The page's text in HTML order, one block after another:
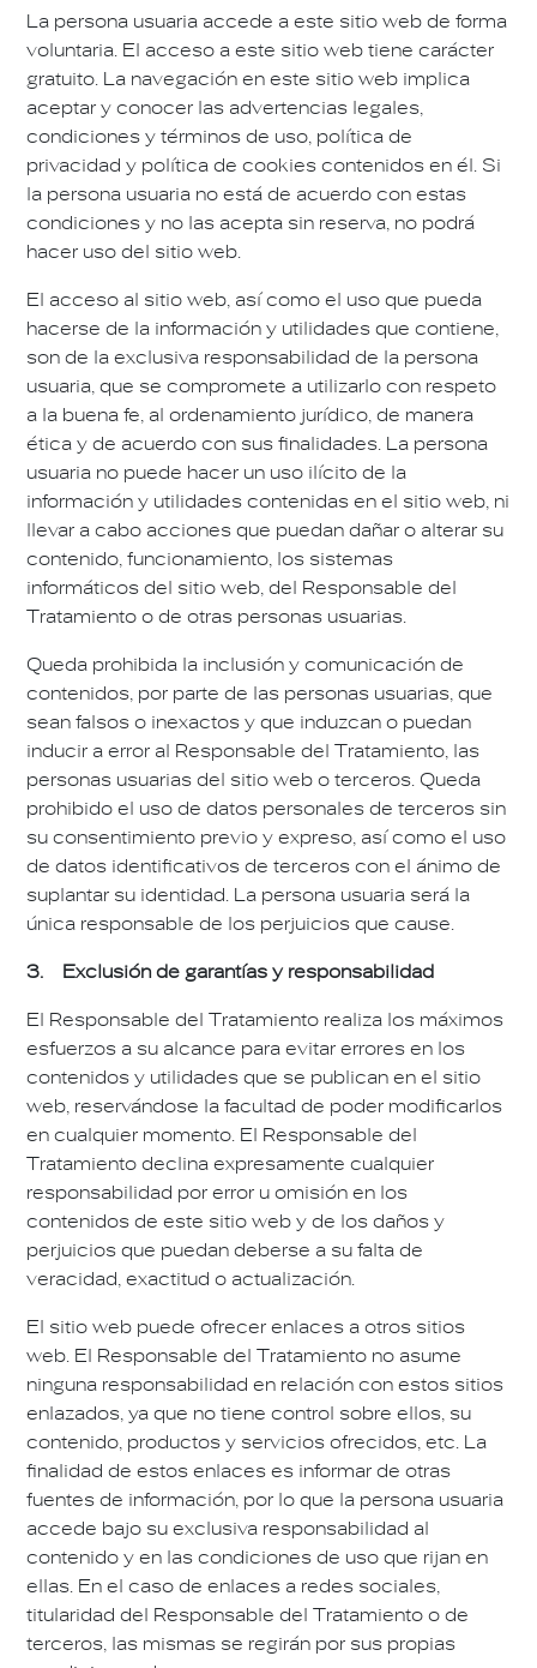
La persona usuaria accede a este sitio web de forma
voluntaria. El acceso a este sitio web tiene carácter
gratuito. La navegación en este sitio web implica
aceptar y conocer las advertencias legales,
condiciones y términos de uso, política de
privacidad y política de cookies contenidos en él. Si
la persona usuaria no está de acuerdo con estas
condiciones y no las acepta sin reserva, no podrá
hacer uso del sitio web.
El acceso al sitio web, así como el uso que pueda
hacerse de la información y utilidades que contiene,
son de la exclusiva responsabilidad de la persona
usuaria, que se compromete a utilizarlo con respeto
a la buena fe, al ordenamiento jurídico, de manera
ética y de acuerdo con sus finalidades. La persona
usuaria no puede hacer un uso ilícito de la
información y utilidades contenidas en el sitio web, ni
llevar a cabo acciones que puedan dañar o alterar su
contenido, funcionamiento, los sistemas
informáticos del sitio web, del Responsable del
Tratamiento o de otras personas usuarias.
Queda prohibida la inclusión y comunicación de
contenidos, por parte de las personas usuarias, que
sean falsos o inexactos y que induzcan o puedan
inducir a error al Responsable del Tratamiento, las
personas usuarias del sitio web o terceros. Queda
prohibido el uso de datos personales de terceros sin
su consentimiento previo y expreso, así como el uso
de datos identificativos de terceros con el ánimo de
suplantar su identidad. La persona usuaria será la
única responsable de los perjuicios que cause.
3. Exclusión de garantías y responsabilidad
El Responsable del Tratamiento realiza los máximos
esfuerzos a su alcance para evitar errores en los
contenidos y utilidades que se publican en el sitio
web, reservándose la facultad de poder modificarlos
en cualquier momento. El Responsable del
Tratamiento declina expresamente cualquier
responsabilidad por error u omisión en los
contenidos de este sitio web y de los daños y
perjuicios que puedan deberse a su falta de
veracidad, exactitud o actualización.
El sitio web puede ofrecer enlaces a otros sitios
web. El Responsable del Tratamiento no asume
ninguna responsabilidad en relación con estos sitios
enlazados, ya que no tiene control sobre ellos, su
contenido, productos y servicios ofrecidos, etc. La
finalidad de estos enlaces es informar de otras
fuentes de información, por lo que la persona usuaria
accede bajo su exclusiva responsabilidad al
contenido y en las condiciones de uso que rijan en
ellas. En el caso de enlaces a redes sociales,
titularidad del Responsable del Tratamiento o de
terceros, las mismas se regirán por sus propias